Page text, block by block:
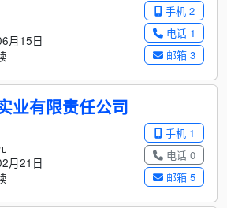
手机 2
电话 1
邮箱 3
月15日
业有限责任公司
手机 1
电话 0
邮箱 5
月21日